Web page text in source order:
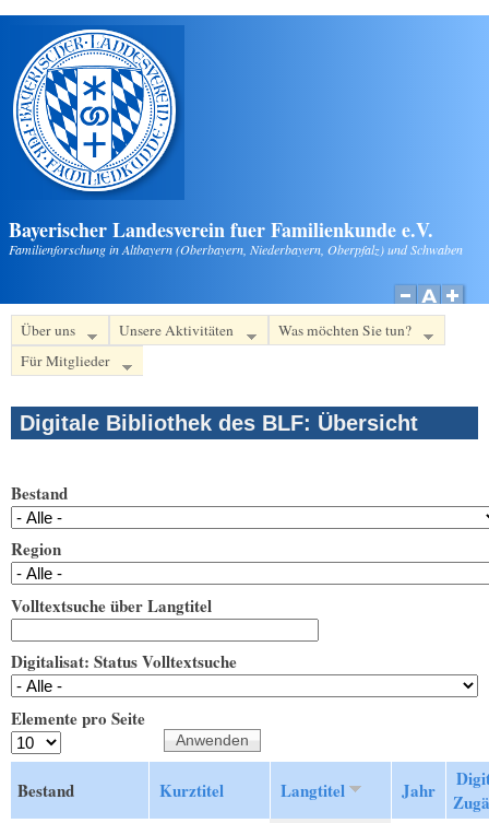
Direkt zum Inhalt
Bayerischer Landesverein fuer Familienkunde e.V.
Familienforschung in Altbayern (Oberbayern, Niederbayern, Oberpfalz) und Schwaben
Über uns Unsere Aktivitäten
Was möchten Sie tun?
Für Mitglieder
Digitale Bibliothek des BLF: Übersicht
Bestand
Region
Volltextsuche über Langtitel
Digitalisat: Status Volltextsuche
Elemente pro Seite
Bestand Kurztitel Langtitel Jahr